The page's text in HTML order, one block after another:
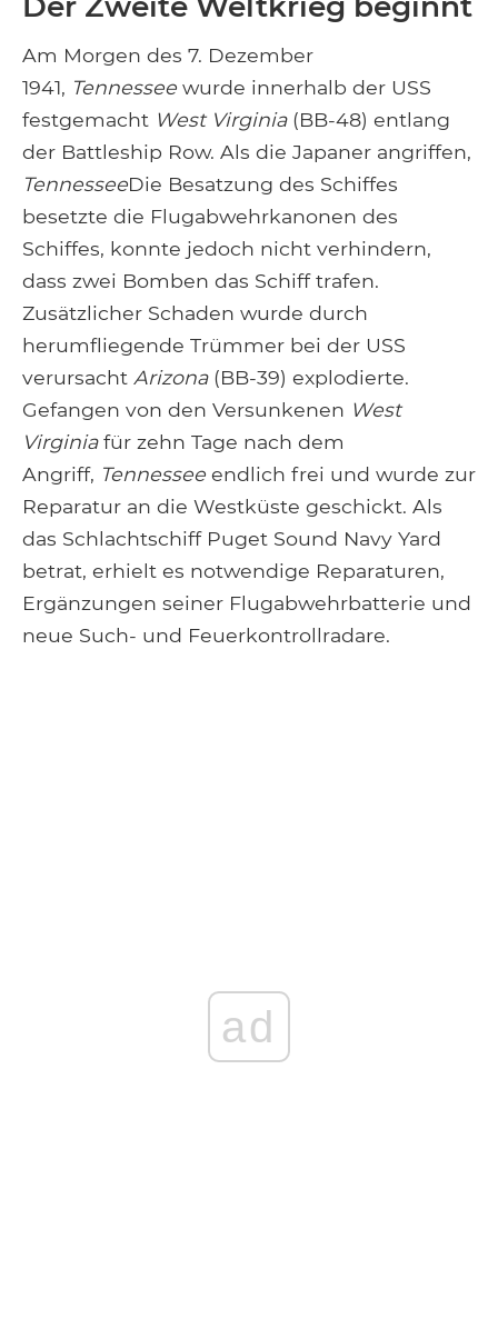
Am Morgen des 7. Dezember
1941, Tennessee wurde innerhalb der USS
festgemacht West Virginia (BB-48) entlang
der Battleship Row. Als die Japaner angriffen,
TennesseeDie Besatzung des Schiffes
besetzte die Flugabwehrkanonen des
Schiffes, konnte jedoch nicht verhindern,
dass zwei Bomben das Schiff trafen.
Zusätzlicher Schaden wurde durch
herumfliegende Trümmer bei der USS
verursacht Arizona(BB-39) explodierte.
Gefangen von den Versunkenen West
Virginiafür zehn Tage nach dem
Angriff, Tennessee endlich frei und wurde zur
Reparatur an die Westküste geschickt. Als
das Schlachtschiff Puget Sound Navy Yard
betrat, erhielt es notwendige Reparaturen,
Ergänzungen seiner Flugabwehrbatterie und
neue Such- und Feuerkontrollradare.
ad